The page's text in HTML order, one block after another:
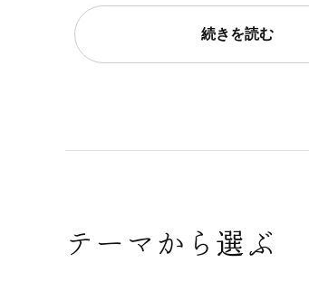
続きを読む
テーマから選ぶ